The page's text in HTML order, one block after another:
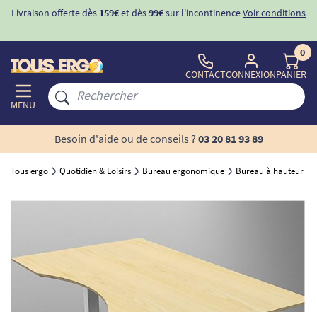
Livraison offerte dès 159€et dès99€sur l'incontinenceVoir conditions
MENU
CONTACTCONNEXION
0
PANIER
Besoin d'aide ou de conseils ? 03 20 81 93 89
Tous ergo Quotidien & Loisirs Bureau ergonomique Bureau à hauteur